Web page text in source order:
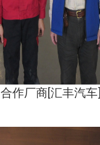
合作厂商[汇丰汽车]